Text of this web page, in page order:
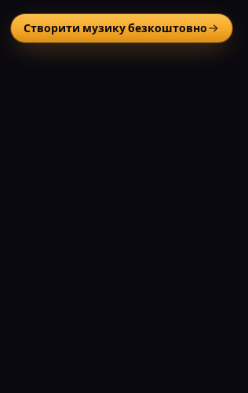
Створити музику безкоштовно